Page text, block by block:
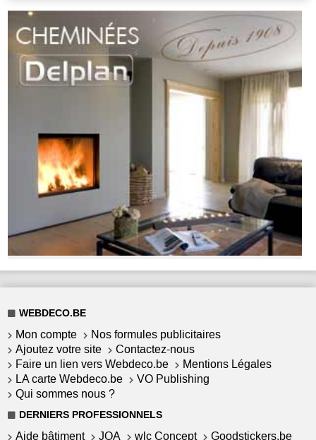
WEBDECO.BE
Mon compte
Nos formules publicitaires
Ajoutez votre site
Contactez-nous
Faire un lien vers Webdeco.be
Mentions Légales
LA carte Webdeco.be
VO Publishing
Qui sommes nous ?
DERNIERS PROFESSIONNELS
Aide bâtiment JOA wlc Concept Goodstickers.be